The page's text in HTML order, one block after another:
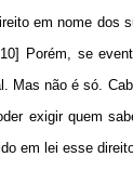
em nome dos
Porém, se
não é só.
exigir quem
em lei esse